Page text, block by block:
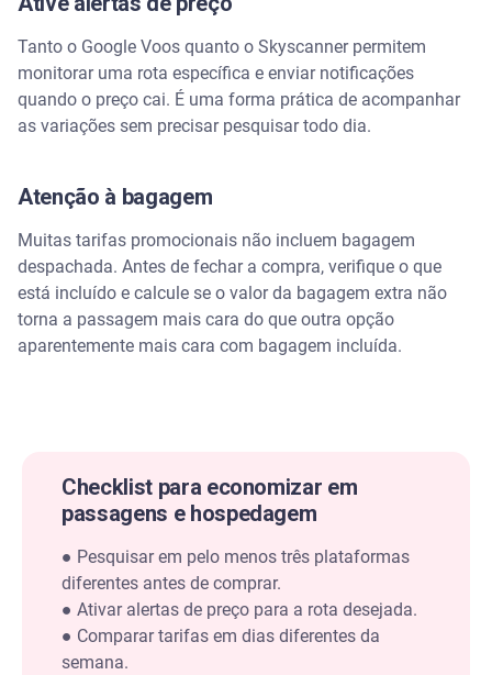
Tanto o Google Voos quanto o Skyscanner permitem
monitorar uma rota específica e enviar notificações
quando o preço cai. É uma forma prática de acompanhar
as variações sem precisar pesquisar todo dia.
Atenção à bagagem
Muitas tarifas promocionais não incluem bagagem
despachada. Antes de fechar a compra, verifique o que
está incluído e calcule se o valor da bagagem extra não
torna a passagem mais cara do que outra opção
aparentemente mais cara com bagagem incluída.
Checklist para economizar em
passagens e hospedagem
● Pesquisar em pelo menos três plataformas
diferentes antes de comprar.
● Ativar alertas de preço para a rota desejada.
● Comparar tarifas em dias diferentes da
semana.